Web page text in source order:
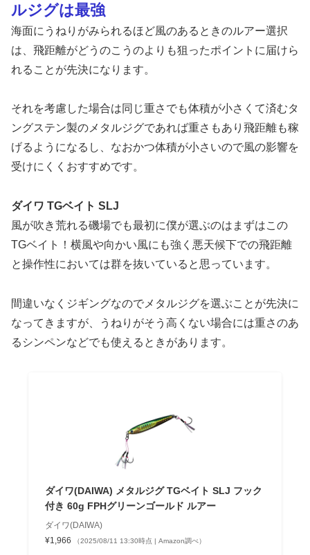
ルジグは最強
海面にうねりがみられるほど風のあるときのルアー選択
は、飛距離がどうのこうのよりも狙ったポイントに届けら
れることが先決になります。
それを考慮した場合は同じ重さでも体積が小さくて済むタ
ングステン製のメタルジグであれば重さもあり飛距離も稼
げるようになるし、なおかつ体積が小さいので風の影響を
受けにくくおすすめです。
ダイワ TGベイト SLJ
風が吹き荒れる磯場でも最初に僕が選ぶのはまずはこの
TGベイト！横風や向かい風にも強く悪天候下での飛距離
と操作性においては群を抜いていると思っています。
間違いなくジギングなのでメタルジグを選ぶことが先決に
なってきますが、うねりがそう高くない場合には重さのあ
るシンペンなどでも使えるときがあります。
ダイワ(DAIWA) メタルジグ TGベイト SLJ フック
付き 60g FPHグリーンゴールド ルアー
ダイワ(DAIWA)
¥1,966
（2025/08/11 13:30時点 | Amazon調べ）